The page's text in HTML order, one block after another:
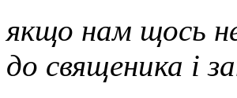
якщо нам щось не
до священика і